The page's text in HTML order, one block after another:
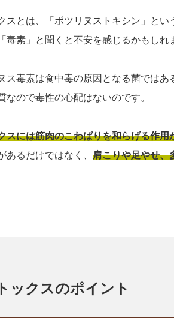
スとは、「ボツリヌストキシン」と
毒素」と聞くと不安を感じるかもしれ
ス毒素は食中毒の原因となる菌では
なので毒性の心配はないのです。
スには筋肉のこわばりを和らげる作
あるだけではなく、 肩こりや足やせ、
ックスのポイント